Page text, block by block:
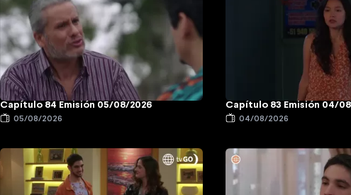
Capítulo 84 Emisión 05/08/2026
05/08/2026
Capítulo 83 Emisión 04/
04/08/2026